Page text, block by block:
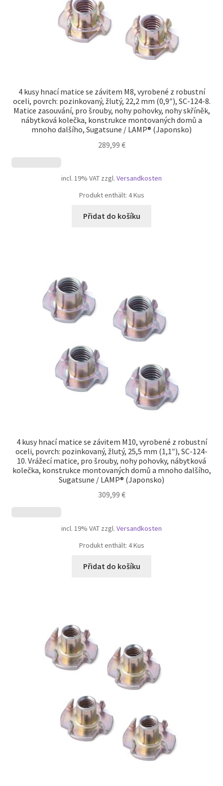
4 kusy hnací matice se závitem M8, vyrobené z robustní
oceli, povrch: pozinkovaný, žlutý, 22,2 mm (0,9″), SC-124-8.
Matice zasouvání, pro šrouby, nohy pohovky, nohy skříněk,
nábytková kolečka, konstrukce montovaných domů a
mnoho dalšího, Sugatsune / LAMP® (Japonsko)
289,99 €
incl. 19% VAT zzgl. Versandkosten
Produkt enthält: 4Kus
Přidat do košíku
4 kusy hnací matice se závitem M10, vyrobené z robustní
oceli, povrch: pozinkovaný, žlutý, 25,5 mm (1,1″), SC-124-
10. Vrážecí matice, pro šrouby, nohy pohovky, nábytková
kolečka, konstrukce montovaných domů a mnoho dalšího,
Sugatsune / LAMP® (Japonsko)
309,99 €
incl. 19% VAT zzgl. Versandkosten
Produkt enthält: 4Kus
Přidat do košíku